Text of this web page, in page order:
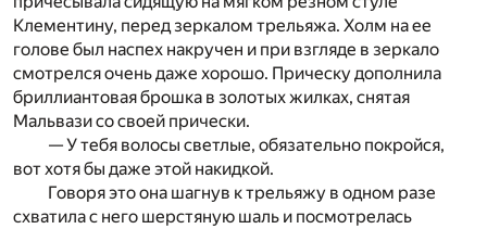
Клементину, перед зеркалом трельяжа. Холм на ее
голове был наспех накручен и при взгляде в зеркало
смотрелся очень даже хорошо. Прическу дополнила
бриллиантовая брошка в золотых жилках, снятая
Мальвази со своей прически.
— У тебя волосы светлые, обязательно покройся,
вот хотя бы даже этой накидкой.
Говоря это она шагнув к трельяжу в одном разе
схватила с него шерстяную шаль и посмотрелась